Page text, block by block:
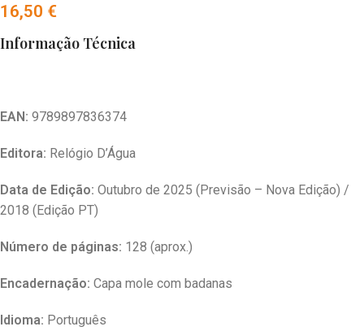
16,50 €
Informação Técnica
EAN: 9789897836374
Editora: Relógio D’Água
Data de Edição: Outubro de 2025 (Previsão – Nova Edição) /
2018 (Edição PT)
Número de páginas: 128 (aprox.)
Encadernação: Capa mole com badanas
Idioma: Português